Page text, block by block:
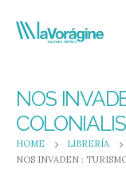
NOS
HOME LIBRERÍA
NOS INVADEN :